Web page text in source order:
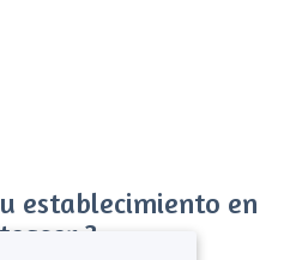
establecimiento en
?